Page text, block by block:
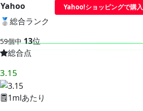
Yahoo Yahoo!ショッピングで購入
🥈 総合ランク
59個中 13位
総合点
3.15
1mlあたり